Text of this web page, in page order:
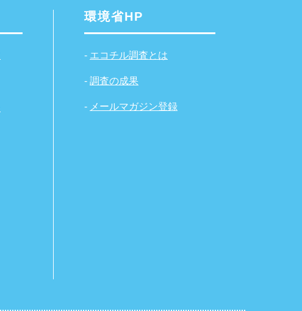
環境省HP
- エコチル調査とは
- 調査の成果
- メールマガジン登録